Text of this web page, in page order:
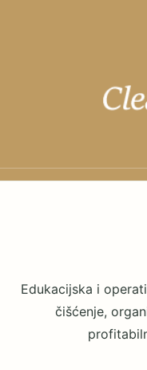
Edukacijska i
čišćenje,